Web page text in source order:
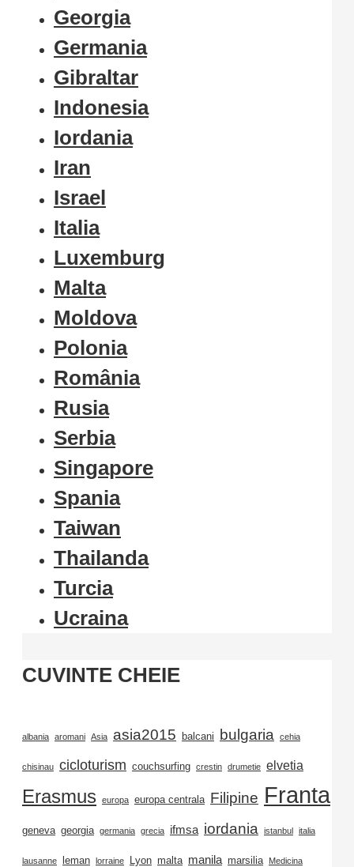
Georgia
Germania
Gibraltar
Indonesia
Iordania
Iran
Israel
Italia
Luxemburg
Malta
Moldova
Polonia
România
Rusia
Serbia
Singapore
Spania
Taiwan
Thailanda
Turcia
Ucraina
CUVINTE CHEIE
albania aromani Asia asia2015 balcani bulgaria cehia
chisinau cicloturism couchsurfing crestin drumetie elvetia
Erasmus europa europa centrala Filipine Franta
geneva georgia germania grecia ifmsa iordania istanbul italia
lausanne leman lorraine Lyon malta manila marsilia Medicina